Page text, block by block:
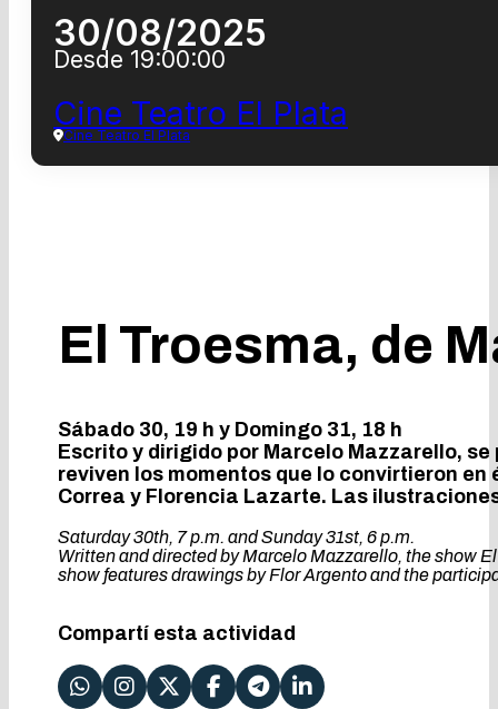
30/08/2025
Desde 19:00:00
Cine Teatro El Plata
Cine Teatro El Plata
El Troesma, de
Sábado 30, 19 h y Domingo 31, 18 h
Escrito y dirigido por Marcelo Mazzarello,
reviven los momentos que lo convirtieron
Correa y Florencia Lazarte. Las
Saturday 30th, 7 p.m. and Sunday 31st, 6 p.m.
Written and directed by Marcelo Mazzarello, the show
show features drawings by Flor Argento and the
Compartí esta actividad